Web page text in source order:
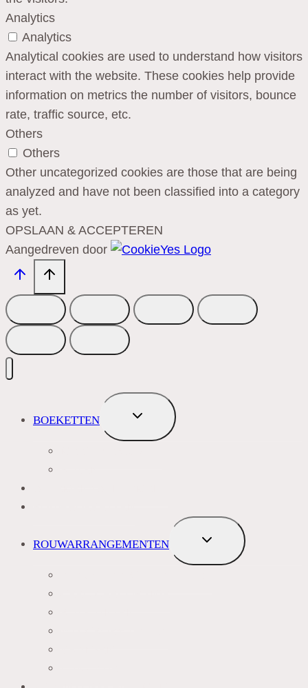
Analytics
Analytics
Analytical cookies are used to understand how visitors
interact with the website. These cookies help provide
information on metrics the number of visitors, bounce
rate, traffic source, etc.
Others
Others
Other uncategorized cookies are those that are being
analyzed and have not been classified into a category
as yet.
OPSLAAN & ACCEPTEREN
Aangedreven door
BOEKETTEN
TOGGLE
SUBMENU
ROUWARRANGEMENTEN
TOGGLE
SUBMENU